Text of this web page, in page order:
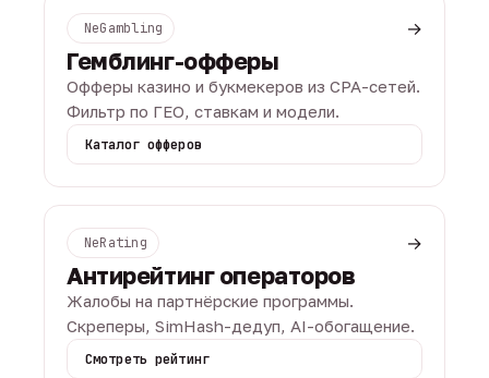
NeGambling →
Гемблинг-офферы
Офферы казино и букмекеров из CPA-сетей.
Фильтр по ГЕО, ставкам и модели.
Каталог офферов
NeRating →
Антирейтинг операторов
Жалобы на партнёрские программы.
Скреперы, SimHash-дедуп, AI-обогащение.
Смотреть рейтинг